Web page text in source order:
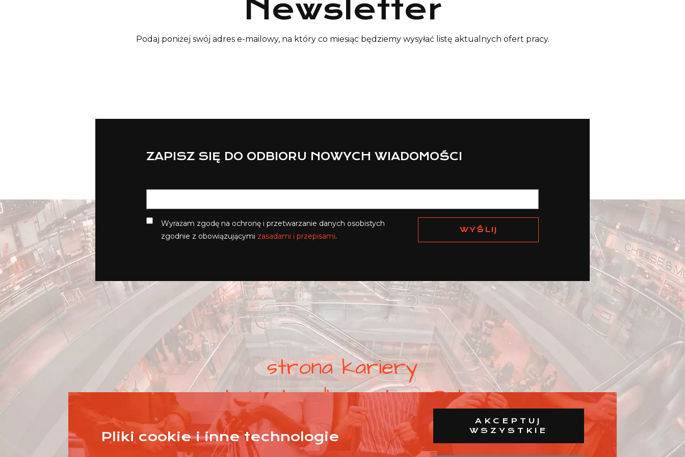
Newsletter
Podaj poniżej swój adres e-mailowy, na który co miesiąc będziemy wysyłać listę aktualnych ofert pracy.
ZAPISZ SIĘ DO ODBIORU NOWYCH WIADOMOŚCI
Wyrażam zgodę na ochronę i przetwarzanie danych osobistych
zgodnie z obowiązującymi zasadami i przepisami.
Pliki cookie i inne technologie
AKCEPTUJ
WSZYSTKIE